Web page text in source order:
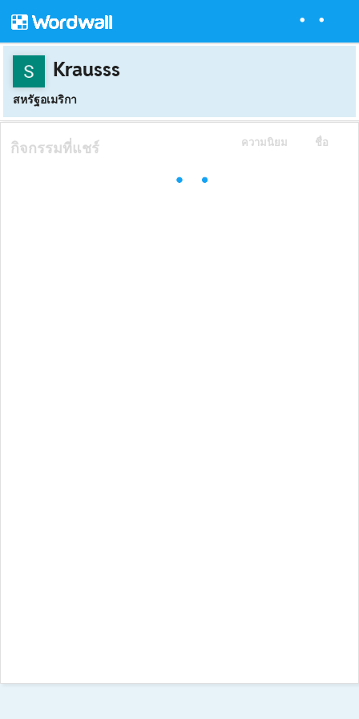
Krausss
สหรัฐอเมริกา
ความนิยม ชื่อ
กิจกรรมที่แชร์